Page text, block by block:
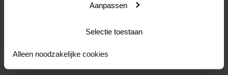
Aanpassen
Selectie toestaan
Alleen noodzakelijke cookies